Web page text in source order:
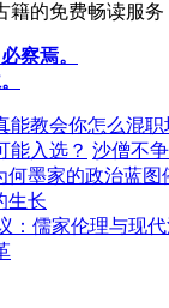
籍的免费畅读服
察焉。
能教会你怎么混职
能入选？ 沙僧不
何墨家的政治蓝图
生长
：儒家伦理与现